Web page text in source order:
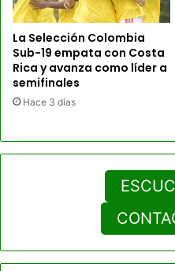
La Selección Colombia
Sub-19 empata con Costa
Rica y avanza como líder a
semifinales
Hace 3 días